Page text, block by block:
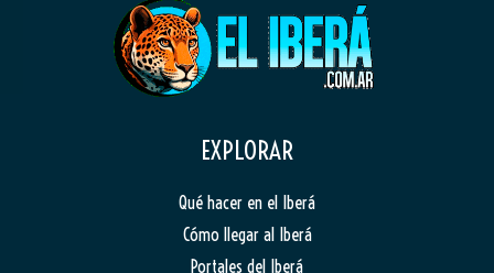
EXPLORAR
Qué hacer en el Iberá
Cómo llegar al Iberá
Portales del Iberá